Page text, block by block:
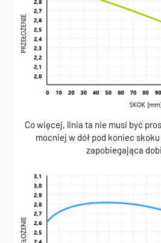
Co więcej, linia ta nie musi być
mocniej w dół pod koniec
zapobiegająca